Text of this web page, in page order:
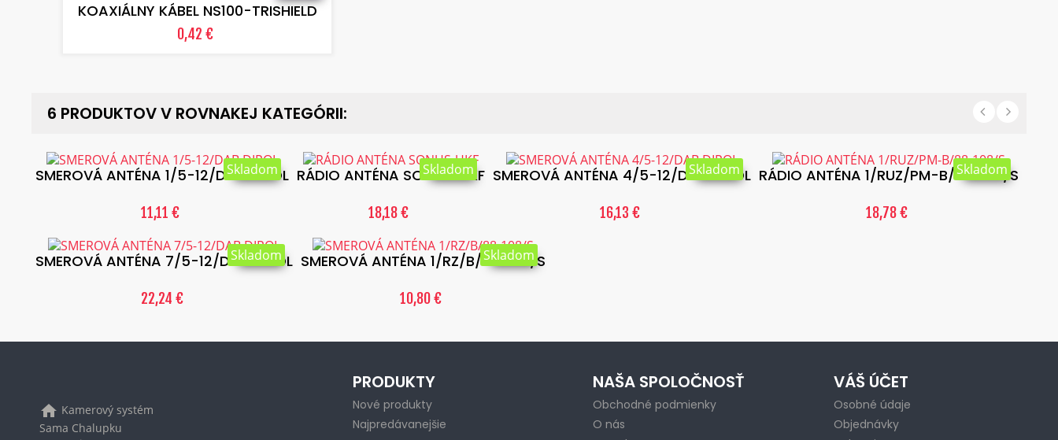
KOAXIÁLNY KÁBEL NS100-TRISHIELD
0,42 €
6 PRODUKTOV V ROVNAKEJ KATEGÓRII:
SMEROVÁ ANTÉNA 1/5-12/DAB DIPOL
11,11 €
Skladom RÁDIO ANTÉNA SONUS-UKF
18,18 €
Skladom SMEROVÁ ANTÉNA 4/5-12/DAB DIPOL
16,13 €
Skladom RÁDIO ANTÉNA 1/RUZ/PM-B/88-108/S
18,78 €
Skladom
SMEROVÁ ANTÉNA 7/5-12/DAB DIPOL
22,24 €
Skladom SMEROVÁ ANTÉNA 1/RZ/B/88-108/S
10,80 €
Skladom
home Kamerový systém
Sama Chalupku
PRODUKTY
Nové produkty
Najpredávanejšie
NAŠA SPOLOČNOSŤ
Obchodné podmienky
O nás
VÁŠ ÚČET
Osobné údaje
Objednávky